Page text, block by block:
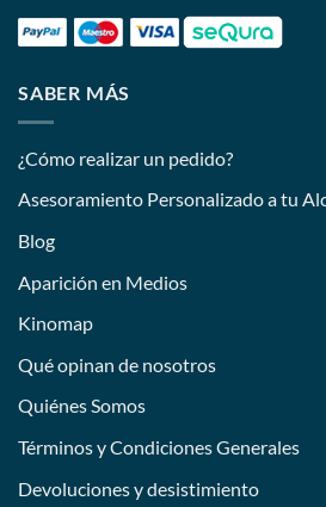
SABER MÁS
¿Cómo realizar un pedido?
Asesoramiento Personalizado a tu
Blog
Aparición en Medios
Kinomap
Qué opinan de nosotros
Quiénes Somos
Términos y Condiciones Generales
Devoluciones y desistimiento